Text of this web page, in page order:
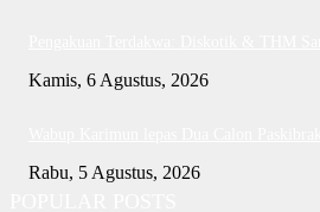
Kamis, 6 Agustus, 2026
Rabu, 5 Agustus, 2026